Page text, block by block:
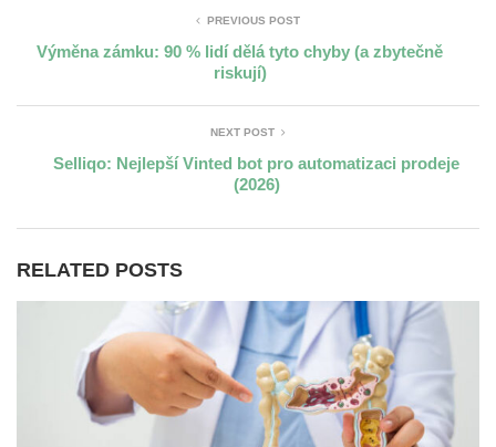
PREVIOUS POST
Výměna zámku: 90 % lidí dělá tyto chyby (a zbytečně
riskují)
NEXT POST
Selliqo: Nejlepší Vinted bot pro automatizaci prodeje
(2026)
RELATED POSTS